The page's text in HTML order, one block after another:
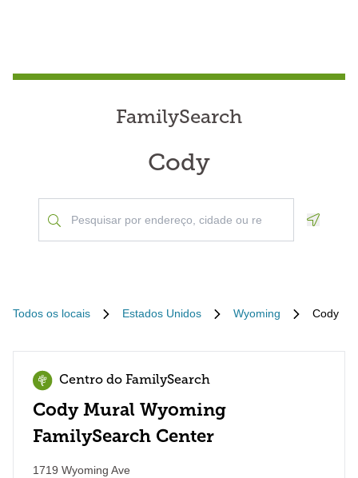
FamilySearch
Cody
Todos os locais Estados Unidos Wyoming Cody
Centro do FamilySearch
Cody Mural Wyoming
FamilySearch Center
1719 Wyoming Ave